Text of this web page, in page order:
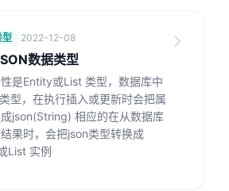
型 ·2022-12-08
数据类型
是Entity或List 类型，数据库中
型，在执行插入或更新时会把属
json(String) 相应的在从数据库
果时，会把json类型转换成
List 实例